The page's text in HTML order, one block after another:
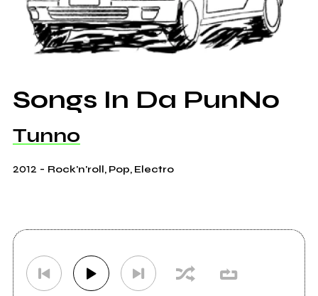
Songs In Da PunNo
Tunno
2012 - Rock'n'roll, Pop, Electro